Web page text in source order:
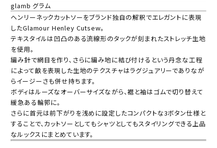
glamb グラム
ヘンリーネックカットソーをブランド独自の解釈でエレガントに表現
したGlamour Henley Cutsew。
テキスタイルは凹凸のある流線形のタックが刻まれたストレッチ生地
を使用。
編み針で網目を作り、さらに編み地に結び付けるという丹念な工程
によって畝を表現した生地のテクスチャはラグジュアリーでありなが
らイージーさも併せ持ちます。
ボディはルーズなオーバーサイズながら、裾と袖はゴムで切り替えて
緩急ある輪郭に。
さらに首元は前下がりを浅めに設定したコンパクトな3ボタン仕様と
することで、カットソーとしてもシャツとしてもスタイリングできる上品
なルックスにまとめています。